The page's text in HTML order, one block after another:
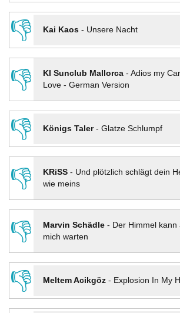
👎
Kai Kaos- Unsere Nacht
👎
KI Sunclub Mallorca- Adios my
Love - German Version
👎
Königs Taler- Glatze Schlumpf
👎
KRiSS- Und plötzlich schlägt dein
wie meins
👎 Marvin Schädle- Der Himmel kann
mich warten
👎
Meltem Acikgöz- Explosion In My